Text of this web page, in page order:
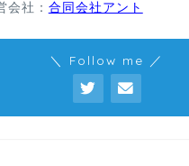
会社： 合同会社アント
＼ Follow me ／